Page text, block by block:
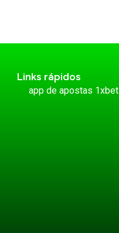
Links rápidos
app de apostas 1xbet